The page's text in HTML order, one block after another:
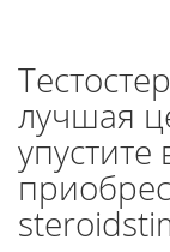
лучшая